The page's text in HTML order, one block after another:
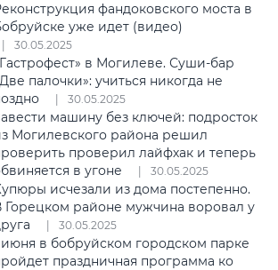
фандоковского моста в
уже идет (видео)
30.05.2025
в Могилеве. Суши-бар
палочки»: учиться никогда не
30.05.2025
машину без ключей: подросток
Могилевского района решил
проверил лайфхак и теперь
в угоне
30.05.2025
исчезали из дома постепенно.
Горецком районе мужчина воровал у
30.05.2025
июня в бобруйском городском парке
праздничная программа ко